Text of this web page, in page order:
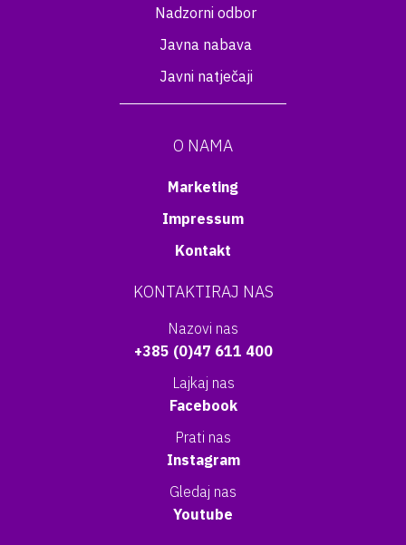
Nadzorni odbor
Javna nabava
Javni natječaji
O NAMA
Marketing
Impressum
Kontakt
KONTAKTIRAJ NAS
Nazovi nas
+385 (0)47 611 400
Lajkaj nas
Facebook
Prati nas
Instagram
Gledaj nas
Youtube